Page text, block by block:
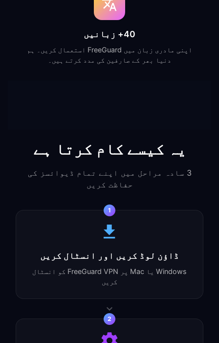
40+ زبانیں
اپنی مادری زبان میں FreeGuard استعمال کریں۔ ہم
دنیا بھر کے صارفین کی مدد کرتے ہیں۔
یہ کیسے کام کرتا ہے
3 سادہ مراحل میں اپنے تمام ڈیوائسز کی
حفاظت کریں
1
ڈاؤن لوڈ کریں اور انسٹال کریں
Windows یا Mac پر FreeGuard VPN کو انسٹال
کریں
2